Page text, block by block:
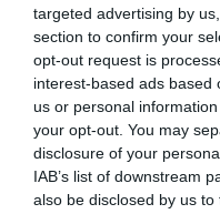
targeted advertising by
section to confirm your
opt-out request is
interest-based ads based
us or personal
your opt-out. You may
disclosure of your
IAB’s list of downstream
also be disclosed by us
λουράκι από σιλικόνη,
θαυμάζετε τον
επίσης προσδίδει μια
σας ντύσιμο.Η
συνδυασμένη με μαύρο
μια σίγουρη επιλογή
φοράτε την καταδυτική
πόλη. «Θέλαμε να